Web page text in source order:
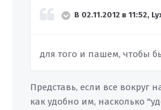
В 02.11.2012 в 11:52,
для того и пашем, чтобы
Представь, если все вокруг
как удобно им, насколько